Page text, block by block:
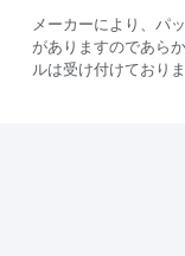
メーカーにより、パ
がありますのであら
ルは受け付けておりま